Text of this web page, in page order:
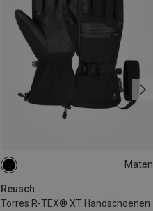
Maten
Reusch
Torres R-TEX® XT Handschoenen